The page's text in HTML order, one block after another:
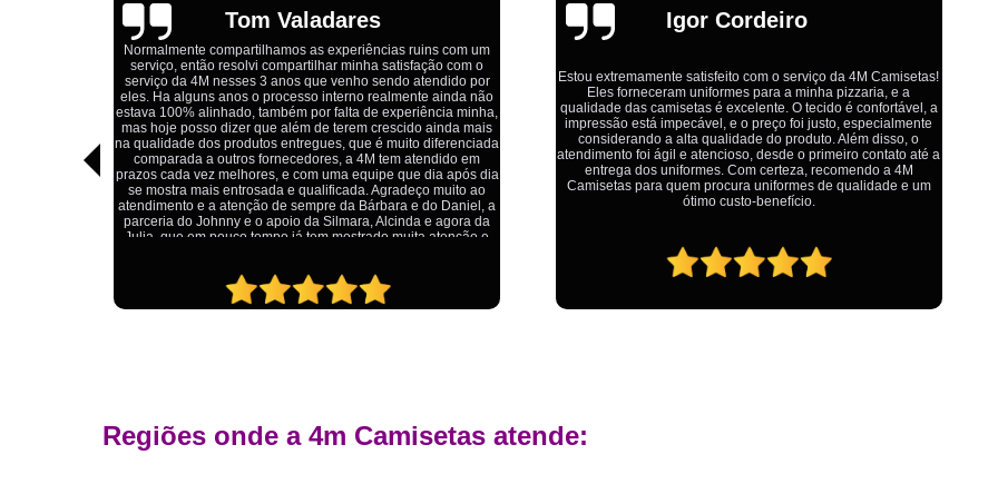
Fábrica Camisetas Algodão
Fabrica Camisetas
Fabrica de Camisetas Lisas
Atacado de Roupas para Revender de
Fábrica Roupas Atacado
Roupas de Fábrica Atacado
Private Label Camisetas Streetwear Goiás
Igor Cordeiro
Estou extremamente satisfeito com o serviço da 4M Camisetas!
Eles forneceram uniformes para a minha pizzaria, e a
qualidade das camisetas é excelente. O tecido é confortável, a
impressão está impecável, e o preço foi justo, especialmente
considerando a alta qualidade do produto. Além disso, o
atendimento foi ágil e atencioso, desde o primeiro contato até a
entrega dos uniformes. Com certeza, recomendo a 4M
Camisetas para quem procura uniformes de qualidade e um
ótimo custo-benefício.
Emília
Ótimo atendimento,todos muito educados, prestativos e que
colocam o cliente em primeiro lugar. Qualquer lugar tem
problemas,isso é fato, mas aqui na 4M tudo é resolvido com
calma e de forma que todos saem ganhando no final.
Regiões onde a 4m Camisetas atende: